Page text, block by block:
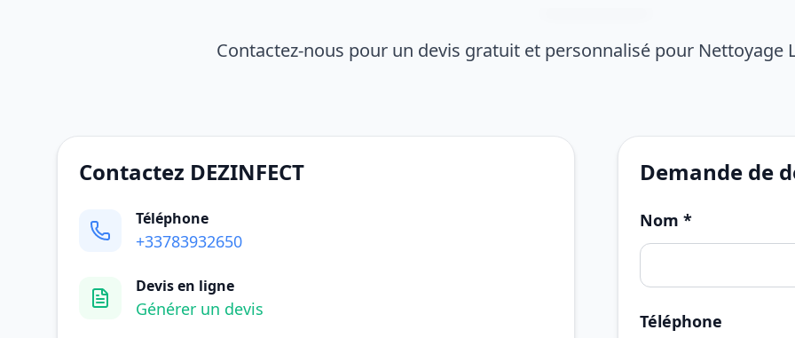
Contactez-nous pour un devis gratuit et personnalisé pour Nettoyage
Contactez DEZINFECT
Téléphone
+33783932650
Devis en ligne
Générer un devis
Demande de
Nom *
Téléphone